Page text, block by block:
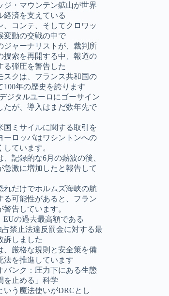
ジ・マウンテン鉱山が世界
経済を支えている
、コンテ、そしてクロワッ
変動の交戦の中で
ジャーナリストが、裁判所
捜索を再開する中、報道の
る弾圧を警告した
スクは、フランス共和国の
100年の歴史を誇ります
ジタルユーロにゴーサイン
たが、導入はまだ数年先で
国ミサイルに関する取引を
ーロッパはワシントンへの
ています。
、記録的な6月の熱波の後、
急激に増加したと報告して
れだけでホルムズ海峡の航
る可能性があると、フラン
警告しています。
EUの過去最高額である
占禁止法違反罰金に対する最
訴しました
、厳格な規則と安全策を備
法を推進しています
バンク：圧力下にある生態
を止める」科学
いう魔法使いがDRCとし